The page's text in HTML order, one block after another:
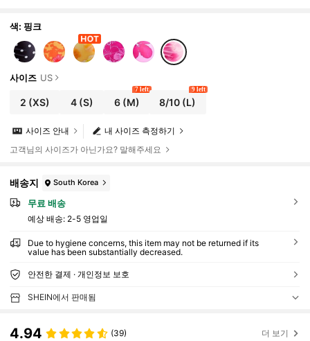
색: 핑크
사이즈 US
2 (XS) 4(S) 6(M)
7 left
8/10 (L)
9 left
내 사이즈 측정하기
사이즈 안내
고객님의 사이즈가 아닌가요? 말해주세요
배송지 South Korea
무료 배송
예상 배송: 2-5 영업일
Due to hygiene concerns, this item may not be returned if its
value has been substantially decreased.
안전한 결제 · 개인정보 보호
SHEIN에서 판매됨
4.94 (39) 더 보기